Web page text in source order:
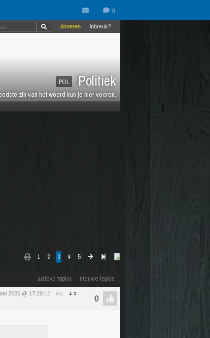
POL Politiek
zin van het woord kun je hier voeren.
inbreuk?
doneren
1 2 3 4 5
actieve topics nieuwe topics
2026 @ 17:29:12 #51